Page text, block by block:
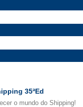
35ªEd
o mundo do Shipping!